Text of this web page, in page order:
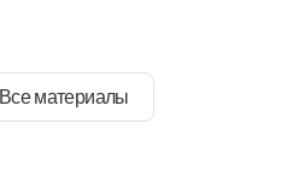
Все материалы